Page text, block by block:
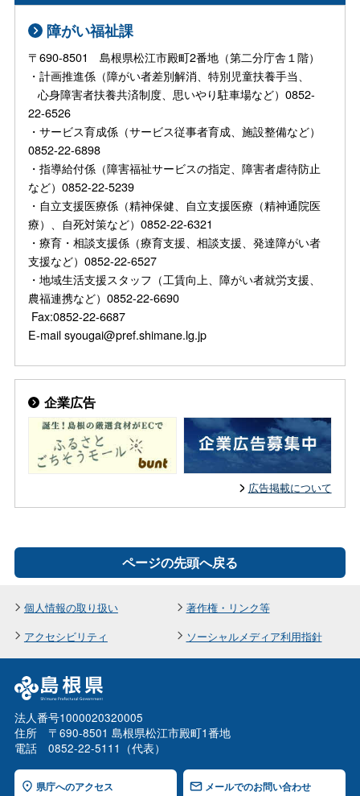
障がい福祉課
〒690-8501 島根県松江市殿町2番地（第二分庁舎１階）
・計画推進係（障がい者差別解消、特別児童扶養手当、
心身障害者扶養共済制度、思いやり駐車場など）0852-
22-6526
・サービス育成係（サービス従事者育成、施設整備など）
0852-22-6898
・指導給付係（障害福祉サービスの指定、障害者虐待防止
など）0852-22-5239
・自立支援医療係（精神保健、自立支援医療（精神通院医
療）、自死対策など）0852-22-6321
・療育・相談支援係（療育支援、相談支援、発達障がい者
支援など）0852-22-6527
・地域生活支援スタッフ（工賃向上、障がい者就労支援、
農福連携など）0852-22-6690
Fax:0852-22-6687
E-mail syougai@pref.shimane.lg.jp
企業広告
広告掲載について
ページの先頭へ戻る
個人情報の取り扱い
著作権・リンク等
アクセシビリティ
ソーシャルメディア利用指針
法人番号1000020320005
住所 〒690-8501 島根県松江市殿町1番地
電話 0852-22-5111（代表）
県庁へのアクセス メールでのお問い合わせ